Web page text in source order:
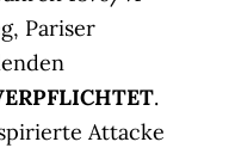
Pariser
.
Attacke